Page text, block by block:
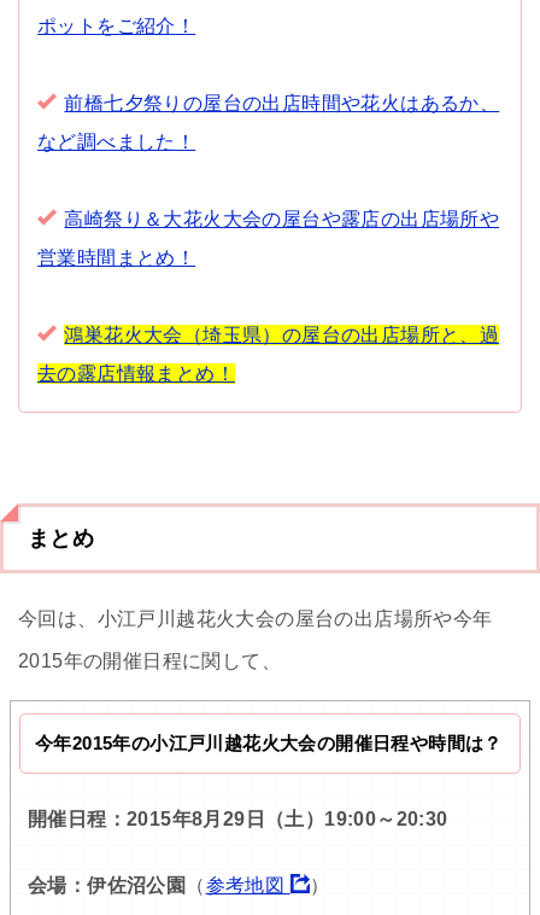
ポットをご紹介！
前橋七夕祭りの屋台の出店時間や花火はあるか、
など調べました！
高崎祭り＆大花火大会の屋台や露店の出店場所や
営業時間まとめ！
鴻巣花火大会（埼玉県）の屋台の出店場所と、過
去の露店情報まとめ！
まとめ
今回は、小江戸川越花火大会の屋台の出店場所や今年
2015年の開催日程に関して、
今年2015年の小江戸川越花火大会の開催日程や時間は？
開催日程：2015年8月29日（土）19:00～20:30
会場：伊佐沼公園 （参考地図 ）